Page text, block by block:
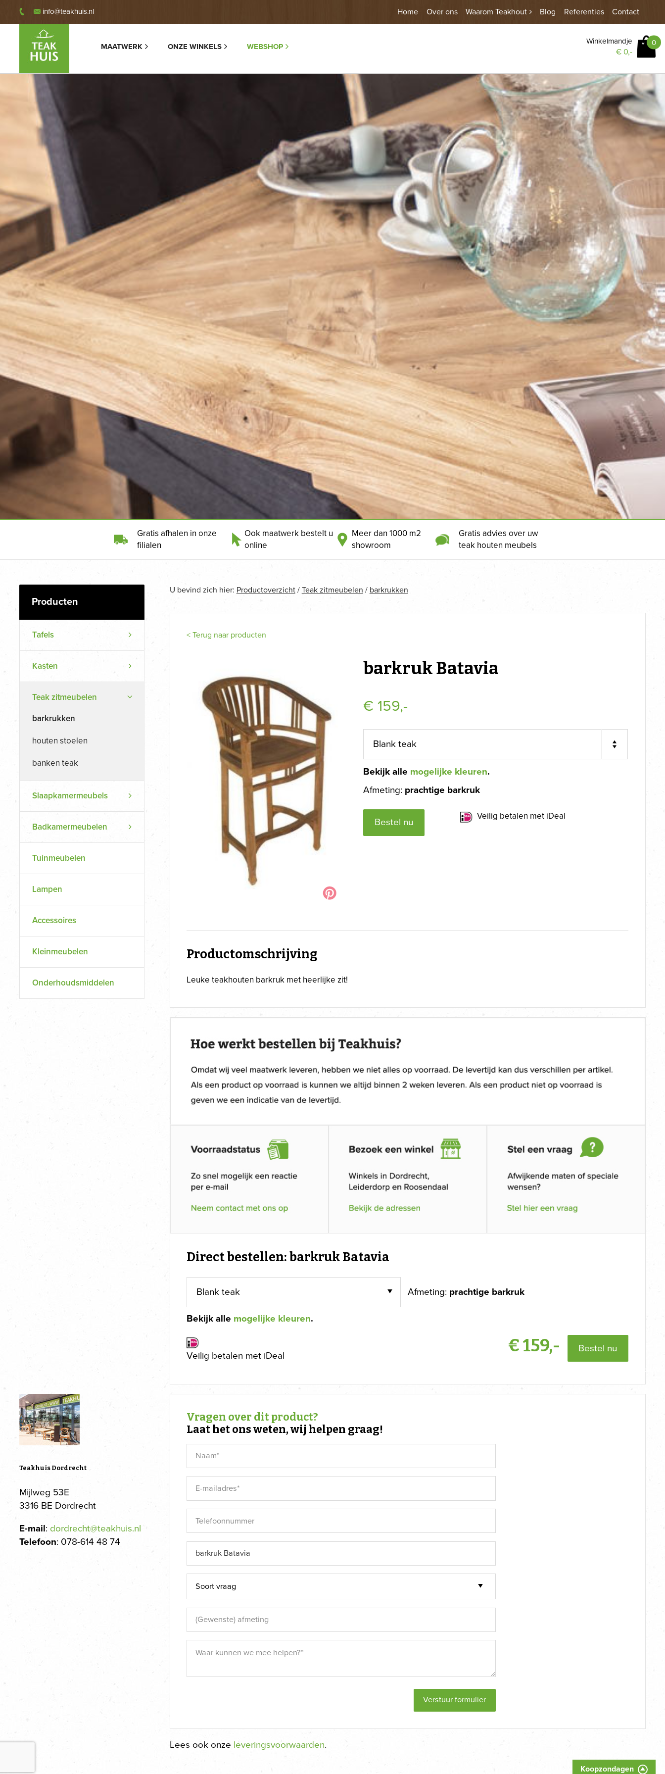
info@teakhuis.nl Home Over ons Waarom Teakhout Blog Referenties Contact
MAATWERK ONZE WINKELS WEBSHOP 0
Winkelmandje
€ 0,-
Gratis afhalen in onze
filialen
Ook maatwerk bestelt u
online
Meer dan 1000 m2
showroom
Gratis advies over uw
teak houten meubels
Tafels
Kasten
Teak zitmeubelen
barkrukken
houten stoelen
banken teak
Slaapkamermeubels
Badkamermeubelen
Tuinmeubelen
Lampen
Accessoires
Kleinmeubelen
Onderhoudsmiddelen
U bevind zich hier: Productoverzicht/ Teak zitmeubelen / barkrukken
< Terug naar producten
barkruk Batavia
€ 159,-
Bekijk alle mogelijke kleuren.
Afmeting: prachtige barkruk
Bestel nu
Veilig betalen met iDeal
Productomschrijving
Leuke teakhouten barkruk met heerlijke zit!
Direct bestellen: barkruk Batavia
Afmeting: prachtige barkruk
Bekijk alle mogelijke kleuren.
Veilig betalen met iDeal
€159,- Bestel nu
Teakhuis Dordrecht
Mijlweg 53E
3316 BE Dordrecht
E-mail: dordrecht@teakhuis.nl
Telefoon: 078-614 48 74
Vragen over dit product?
Laat het ons weten, wij helpen graag!
Verstuur formulier
Lees ook onze leveringsvoorwaarden.
Koopzondagen